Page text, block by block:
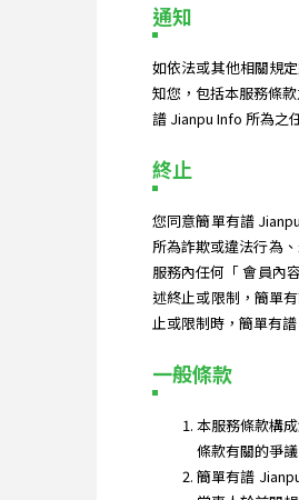
通知
如依法或其他相關規
知您，包括本服務條
譜 Jianpu Info 所為之
終止
您同意簡單有譜
所為詐欺或違法行為
服務內任何「 會員內
述終止或限制，簡單
止或限制時，簡單有
一般條款
本服務條款構
條款有關的爭
簡單有譜